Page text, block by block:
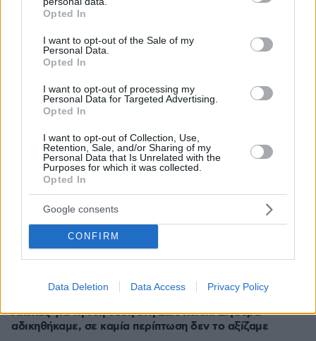
grant or deny consent to Google and its third-party tags to
use your data for below specified purposes in below Google
consent section.
Opted In
I want to opt-out of the Sale of my
Personal Data.
Opted In
I want to opt-out of processing my
Personal Data for Targeted Advertising.
Opted In
I want to opt-out of Collection, Use,
Retention, Sale, and/or Sharing of my
Personal Data that Is Unrelated with the
Purposes for which it was collected.
Opted In
Google consents
CONFIRM
Data Deletion Data Access Privacy Policy
* Υποχρεωτικά πεδία
ΡΟΗ ΕΙΔΗΣΕΩΝ
Ειδήσεις Δημοφιλή Σχολιασμένα
Από το «φυτώριο» της Ουκρανίας στα καρτέλ της
Κολομβίας: Αντάρτες και μέλη συμμοριών
εκπαιδεύονται στον πόλεμο των drones
πριν 12 λεπτά
Συνελήφθη σε προαύλιο σχολείου στο Μαρούσι
35χρονος για διακίνηση ναρκωτικών
πριν 12 λεπτά
Fisherman sandals: Tα ωραιότερα ζευγάρια για το
πριν 23 λεπτά
Ακύλας για τη 10η θέση στη Eurovision: Σίγουρα
αδικηθήκαμε, σε καμία περίπτωση δεν το αξίζαμε